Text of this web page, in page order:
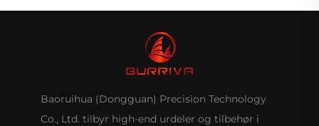
Baoruihua (Dongguan) Precision Technology
Co., Ltd. tilbyr high-end urdeler og tilbehør i